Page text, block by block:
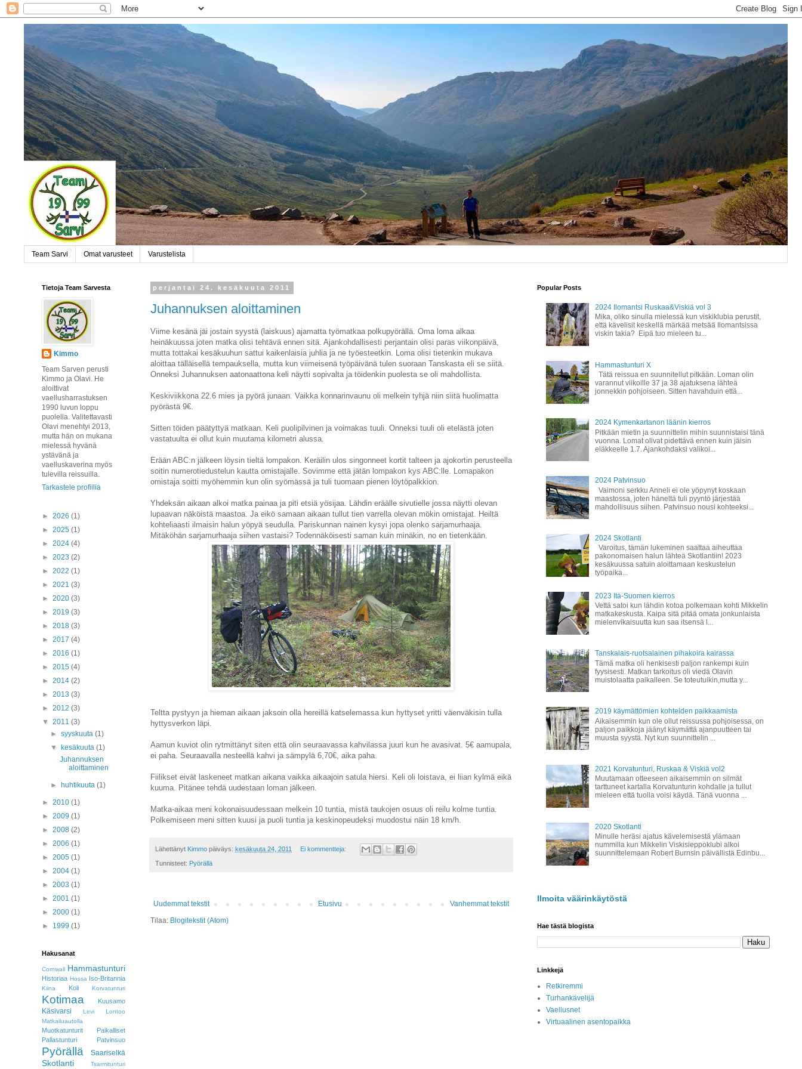
Team Sarvi Omat varusteet Varustelista
perjantai 24. kesäkuuta 2011
Juhannuksen aloittaminen
Viime kesänä jäi jostain syystä (laiskuus) ajamatta työmatkaa polkupyörällä. Oma loma alkaa
heinäkuussa joten matka olisi tehtävä ennen sitä. Ajankohdallisesti perjantain olisi paras viikonpäivä,
mutta tottakai kesäkuuhun sattui kaikenlaisia juhlia ja ne työesteetkin. Loma olisi tietenkin mukava
aloittaa tälläisellä tempauksella, mutta kun viimeisenä työpäivänä tulen suoraan Tanskasta eli se siitä.
Onneksi Juhannuksen aatonaattona keli näytti sopivalta ja töidenkin puolesta se oli mahdollista.
Keskiviikkona 22.6 mies ja pyörä junaan. Vaikka konnarinvaunu oli melkein tyhjä niin siitä huolimatta
pyörästä 9€.
Sitten töiden päätyttyä matkaan. Keli puolipilvinen ja voimakas tuuli. Onneksi tuuli oli etelästä joten
vastatuulta ei ollut kuin muutama kilometri alussa.
Erään ABC:n jälkeen löysin tieltä lompakon. Keräilin ulos singonneet kortit talteen ja ajokortin perusteella
soitin numerotiedustelun kautta omistajalle. Sovimme että jätän lompakon kys ABC:lle. Lomapakon
omistaja soitti myöhemmin kun olin syömässä ja tuli tuomaan pienen löytöpalkkion.
Yhdeksän aikaan alkoi matka painaa ja piti etsiä yösijaa. Lähdin eräälle sivutielle jossa näytti olevan
lupaavan näköistä maastoa. Ja eikö samaan aikaan tullut tien varrella olevan mökin omistajat. Heiltä
kohteliaasti ilmaisin halun yöpyä seudulla. Pariskunnan nainen kysyi jopa olenko sarjamurhaaja.
Mitäköhän sarjamurhaaja siihen vastaisi? Todennäköisesti saman kuin minäkin, no en tietenkään.
Teltta pystyyn ja hieman aikaan jaksoin olla hereillä katselemassa kun hyttyset yritti väenväkisin tulla
hyttysverkon läpi.
Aamun kuviot olin rytmittänyt siten että olin seuraavassa kahvilassa juuri kun he avasivat. 5€ aamupala,
ei paha. Seuraavalla nesteellä kahvi ja sämpylä 6,70€, aika paha.
Fiilikset eivät laskeneet matkan aikana vaikka aikaajoin satula hiersi. Keli oli loistava, ei liian kylmä eikä
kuuma. Pitänee tehdä uudestaan loman jälkeen.
Matka-aikaa meni kokonaisuudessaan melkein 10 tuntia, mistä taukojen osuus oli reilu kolme tuntia.
Polkemiseen meni sitten kuusi ja puoli tuntia ja keskinopeudeksi muodostui näin 18 km/h.
Lähettänyt Kimmo päiväys: kesäkuuta 24, 2011 Ei kommentteja:
Tunnisteet: Pyörällä
Uudemmat tekstit Vanhemmat tekstit
Etusivu
Tilaa: Blogitekstit (Atom)
Tietoja Team Sarvesta
Kimmo
Team Sarven perusti
Kimmo ja Olavi. He
aloittivat
vaellusharrastuksen
1990 luvun loppu
puolella. Valitettavasti
Olavi menehtyi 2013,
mutta hän on mukana
mielessä hyvänä
ystävänä ja
vaelluskaverina myös
tulevilla reissuilla.
Tarkastele profiilia
► 2026 (1)
► 2025 (1)
► 2024 (4)
► 2023 (2)
► 2022 (1)
► 2021 (3)
► 2020 (3)
► 2019 (3)
► 2018 (3)
► 2017 (4)
► 2016 (1)
► 2015 (4)
► 2014 (2)
► 2013 (3)
► 2012 (3)
▼ 2011 (3)
►syyskuuta(1)
▼
kesäkuuta(1)
Juhannuksen
aloittaminen
► huhtikuuta(1)
► 2010 (1)
► 2009 (1)
► 2008 (2)
► 2006 (1)
► 2005 (1)
► 2004 (1)
► 2003 (1)
► 2001 (1)
► 2000 (1)
► 1999 (1)
Hakusanat
Cornwall Hammastunturi
Historiaa Hossa Iso-Britannia
Kiina Koli Korvatunturi
Kotimaa Kuusamo
Käsivarsi Levi
Lontoo
Matkailuautolla
Muotkatunturit
Paikalliset
Pallastunturi
Patvinsuo
Pyörällä Saariselkä
Skotlanti Tsarmitunturi
Popular Posts
2024 Ilomantsi Ruskaa&Viskiä vol 3
Mika, oliko sinulla mielessä kun viskiklubia perustit,
että kävelisit keskellä märkää metsää Ilomantsissa
viskin takia? Eipä tuo mieleen tu...
Hammastunturi X
Tätä reissua en suunnitellut pitkään. Loman olin
varannut viikoille 37 ja 38 ajatuksena lähteä
jonnekkin pohjoiseen. Sitten havahduin että...
2024 Kymenkartanon läänin kierros
Pitkään mietin ja suunnittelin mihin suunnistaisi tänä
vuonna. Lomat olivat pidettävä ennen kuin jäisin
eläkkeelle 1.7. Ajankohdaksi valikoi...
2024 Patvinsuo
Vaimoni serkku Anneli ei ole yöpynyt koskaan
maastossa, joten häneltä tuli pyyntö järjestää
mahdollisuus siihen. Patvinsuo nousi kohteeksi...
2024 Skotlanti
Varoitus, tämän lukeminen saattaa aiheuttaa
pakonomaisen halun lähteä Skotlantiin! 2023
kesäkuussa satuin aloittamaan keskustelun
työpaika...
2023 Itä-Suomen kierros
Vettä satoi kun lähdin kotoa polkemaan kohti Mikkelin
matkakeskusta. Kaipa sitä pitää omata jonkunlaista
mielenvikaisuutta kun saa itsensä l...
Tanskalais-ruotsalainen pihakoira kairassa
Tämä matka oli henkisesti paljon rankempi kuin
fyysisesti. Matkan tarkoitus oli viedä Olavin
muistolaatta paikalleen. Se toteutuikin,mutta y...
2019 käymättömien kohteiden paikkaamista
Aikaisemmin kun ole ollut reissussa pohjoisessa, on
paljon paikkoja jäänyt käymättä ajanpuutteen tai
muusta syystä. Nyt kun suunnittelin ...
2021 Korvatunturi, Ruskaa & Viskiä vol2
Muutamaan otteeseen aikaisemmin on silmät
tarttuneet kartalla Korvatunturin kohdalle ja tullut
mieleen että tuolla voisi käydä. Tänä vuonna ...
2020 Skotlanti
Minulle heräsi ajatus kävelemisestä ylämaan
nummilla kun Mikkelin Viskisieppoklubi alkoi
suunnittelemaan Robert Burnsin päivällistä Edinbu...
Ilmoita väärinkäytöstä
Hae tästä blogista
Linkkejä
Retkiremmi
Turhankävelijä
Vaellusnet
Virtuaalinen asentopaikka